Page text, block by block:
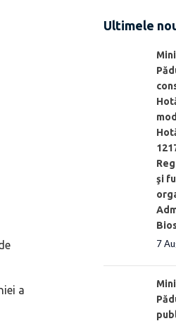
a
Ultimele
şi
7